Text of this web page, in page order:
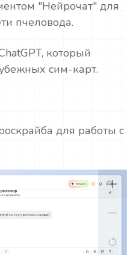
"Нейрочат" для
пчеловода.
который
сим-карт.
для работы с